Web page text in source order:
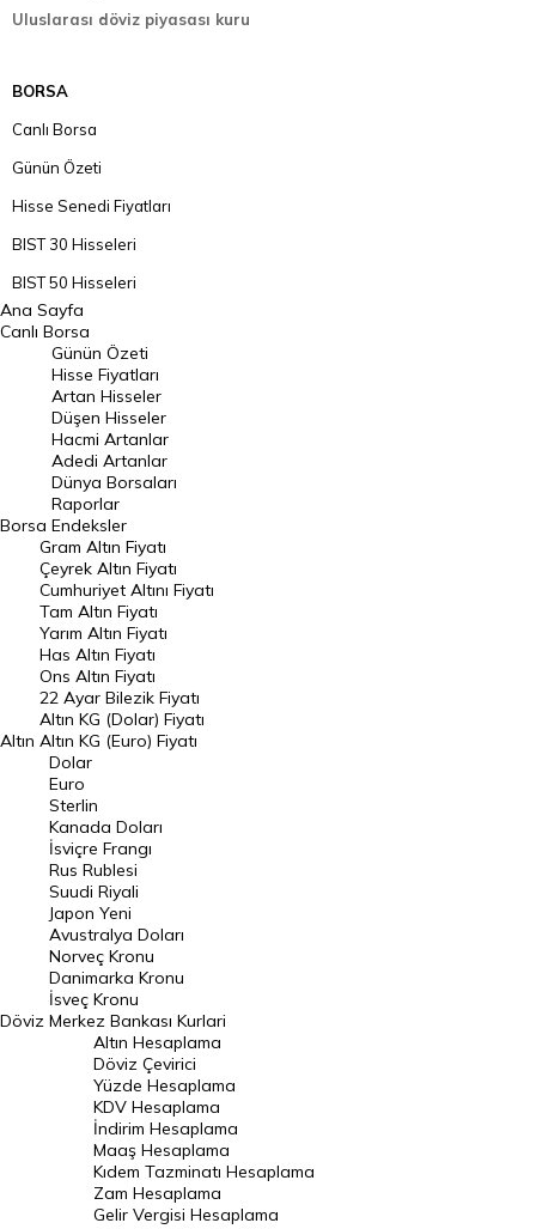
Uluslarası döviz piyasası kuru
BORSA
Canlı Borsa
Günün Özeti
Hisse Senedi Fiyatları
BIST 30 Hisseleri
BIST 50 Hisseleri
BIST 100 Hisseleri
En Çok Artan Hisseler
En Çok Düşen Hisseler
Hacmi Artanlar
Geçmiş Kapanışlar
Dünya Borsaları
Raporlar
Endeksler
DÖVİZ
Döviz Kuru
Dolar Kuru
Euro Kuru
Pound Kuru
Frank Kuru
Riyal Kuru
Avustralya Doları
Danimarka Kronu Kuru
Kanada Doları Kuru
Norveç Kronu Kuru
İsveç Kronu Kuru
Japon Yeni Kuru
Serbest Piyasa Döviz Kurları
Merkez Bankası Döviz Kurları
Ana Sayfa
Canlı Borsa
Borsa
Günün Özeti
Hisse Fiyatları
Artan Hisseler
Düşen Hisseler
Hacmi Artanlar
Adedi Artanlar
Dünya Borsaları
Raporlar
Endeksler
Altın
Gram Altın Fiyatı
Çeyrek Altın Fiyatı
Cumhuriyet Altını Fiyatı
Tam Altın Fiyatı
Yarım Altın Fiyatı
Has Altın Fiyatı
Ons Altın Fiyatı
22 Ayar Bilezik Fiyatı
Altın KG (Dolar) Fiyatı
Altın KG (Euro) Fiyatı
Döviz
Dolar
Euro
Sterlin
Kanada Doları
İsviçre Frangı
Rus Rublesi
Suudi Riyali
Japon Yeni
Avustralya Doları
Norveç Kronu
Danimarka Kronu
İsveç Kronu
Merkez Bankası Kurlari
Altın Hesaplama
Döviz Çevirici
Yüzde Hesaplama
KDV Hesaplama
İndirim Hesaplama
Maaş Hesaplama
Kıdem Tazminatı Hesaplama
Zam Hesaplama
Gelir Vergisi Hesaplama